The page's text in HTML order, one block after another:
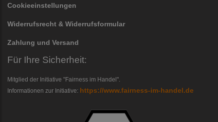
Cookieeinstellungen
Widerrufsrecht & Widerrufsformular
Zahlung und Versand
Für Ihre Sicherheit:
Mitglied der Initiative "Fairness im Handel".
Informationen zur Initiative: https://www.fairness-im-handel.de